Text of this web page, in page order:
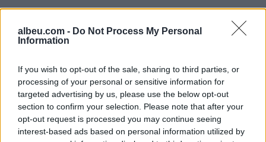
albeu.com - Do Not Process My Personal
Information
If you wish to opt-out of the sale, sharing to third parties, or
processing of your personal or sensitive information for
targeted advertising by us, please use the below opt-out
section to confirm your selection. Please note that after your
opt-out request is processed you may continue seeing
interest-based ads based on personal information utilized by